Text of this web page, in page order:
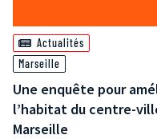
Actualités
Marseille
Une enquête pour
l’habitat du centre-
Marseille